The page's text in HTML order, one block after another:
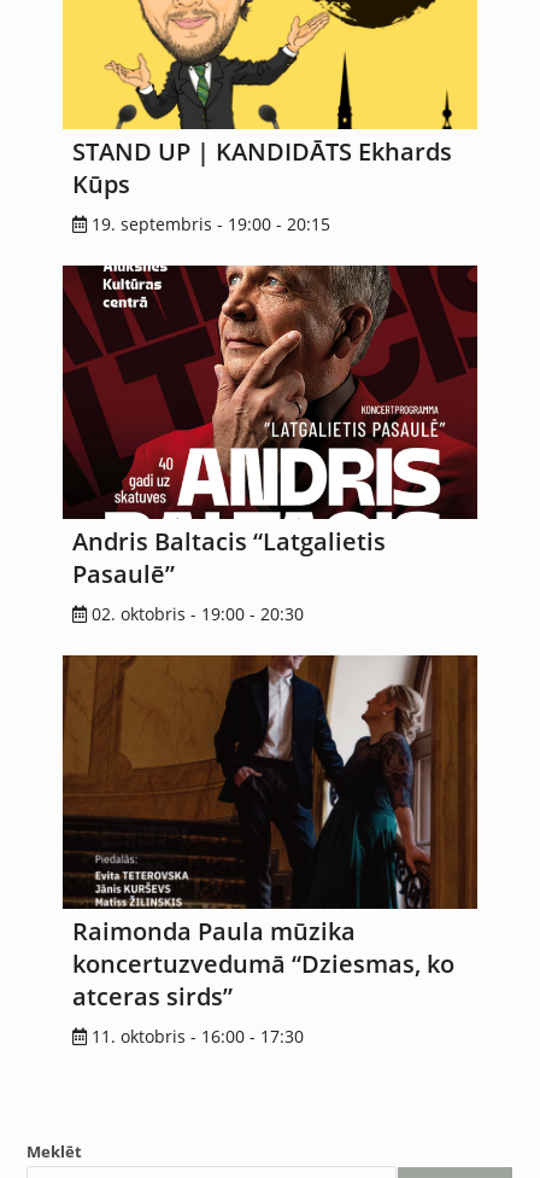
STAND UP | KANDIDĀTS Ekhards
Kūps
19. septembris - 19:00 - 20:15
Andris Baltacis “Latgalietis
Pasaulē”
02. oktobris - 19:00 - 20:30
Raimonda Paula mūzika
koncertuzvedumā “Dziesmas, ko
atceras sirds”
11. oktobris - 16:00 - 17:30
Meklēt